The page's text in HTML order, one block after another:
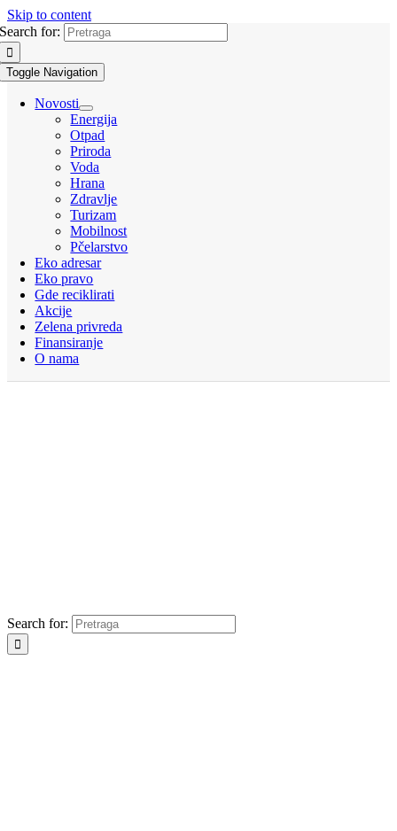
Skip to content
Search for:
Toggle Navigation
Novosti
Energija
Otpad
Priroda
Voda
Hrana
Zdravlje
Turizam
Mobilnost
Pčelarstvo
Eko adresar
Eko pravo
Gde reciklirati
Akcije
Zelena privreda
Finansiranje
O nama
Search for: